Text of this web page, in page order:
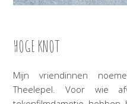
HOGE KNOT
Mijn vriendinnen
Theelepel. Voor wie